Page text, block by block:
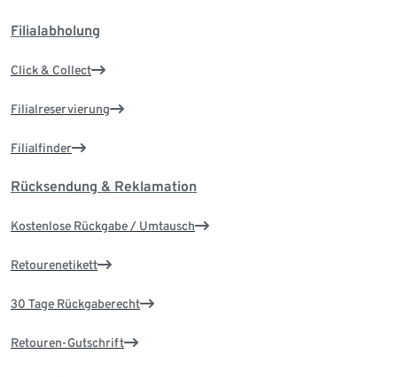
Filialabholung
Click & Collect
Filialreservierung
Filialfinder
Rücksendung & Reklamation
Kostenlose Rückgabe / Umtausch
Retourenetikett
30 Tage Rückgaberecht
Retouren-Gutschrift